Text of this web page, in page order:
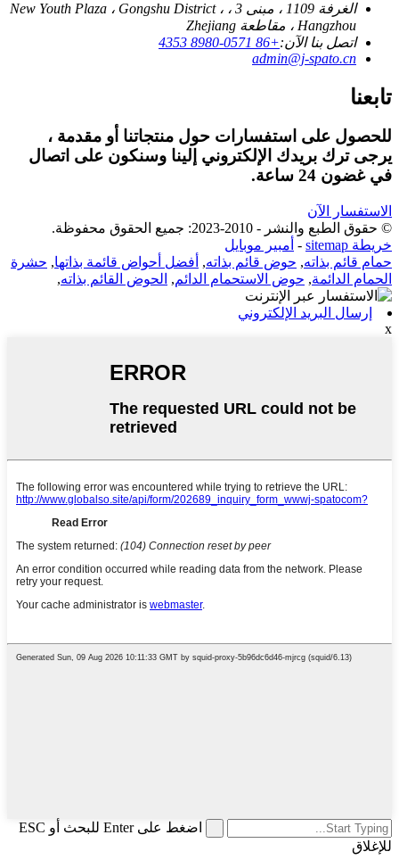
الغرفة 1109 ، مبنى 3 ، New Youth Plaza ، Gongshu District ،
Hangzhou ، مقاطعة Zhejiang
اتصل بنا الآن:+86 0571-8980 4353
admin@j-spato.cn
تابعنا
للحصول على استفسارات حول منتجاتنا أو مقدمة ،
يرجى ترك بريدك الإلكتروني إلينا وسنكون على اتصال
في غضون 24 ساعة.
الاستفسار الآن
© حقوق الطبع والنشر - 2010-2023: جميع الحقوق محفوظة.
خريطة sitemap
- أمبير موبايل
حمام قائم بذاته, حوض قائم بذاته, أفضل أحواض قائمة بذاتها, حشرة
الحمام الدائمة, حوض الاستحمام الدائم, الحوض القائم بذاته,
إرسال البريد الإلكتروني
x
اضغط على Enter للبحث أو ESC
للإغلاق